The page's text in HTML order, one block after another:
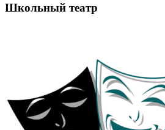
Школьный театр